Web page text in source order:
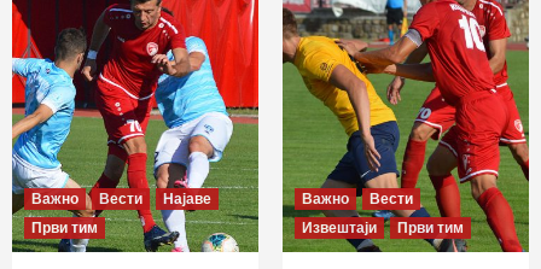
Важно Вести
Најаве
Први тим
Важно
Вести
Извештаји
Први тим